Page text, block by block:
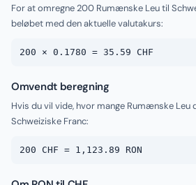
For at omregne 200 Rumænske Leu til
beløbet med den aktuelle valutakurs:
200 × 0.1780 = 35.59 CHF
Omvendt beregning
Hvis du vil vide, hvor mange Rumænske Leu
Schweiziske Franc:
200 CHF = 1,123.89 RON